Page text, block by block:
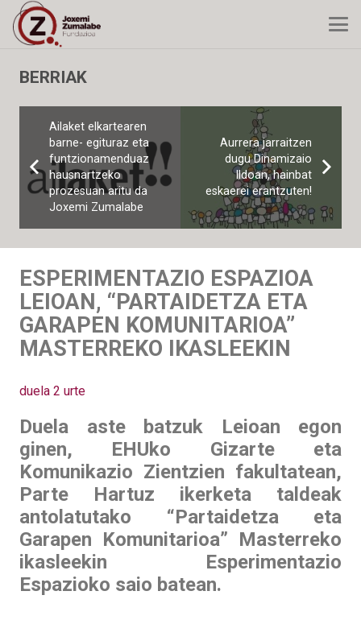
BERRIAK
Ailaket elkartearen
barne- egituraz eta
funtzionamenduaz
hausnartzeko
prozesuan aritu da
Joxemi Zumalabe
Aurrera jarraitzen
dugu Dinamizaio
Ildoan, hainbat
eskaerei erantzuten!
ESPERIMENTAZIO ESPAZIOA
LEIOAN, “PARTAIDETZA ETA
GARAPEN KOMUNITARIOA”
MASTERREKO IKASLEEKIN
duela 2 urte
Duela aste batzuk Leioan egon
ginen, EHUko Gizarte eta
Komunikazio Zientzien fakultatean,
Parte Hartuz ikerketa taldeak
antolatutako “Partaidetza eta
Garapen Komunitarioa” Masterreko
ikasleekin Esperimentazio
Espazioko saio batean.